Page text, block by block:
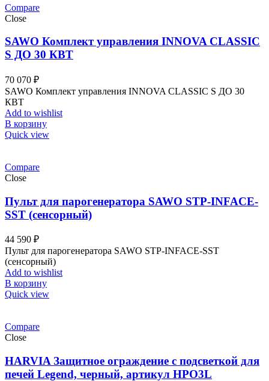
Compare
Close
SAWO Комплект управления INNOVA CLASSIC
S ДО 30 КВТ
70 070 ₽
SAWO Комплект управления INNOVA CLASSIC S ДО 30
КВТ
Add to wishlist
В корзину
Quick view
Compare
Close
Пульт для парогенератора SAWO STP-INFACE-
SST (сенсорный)
44 590 ₽
Пульт для парогенератора SAWO STP-INFACE-SST
(сенсорный)
Add to wishlist
В корзину
Quick view
Compare
Close
HARVIA Защитное ограждение с подсветкой для
печей Legend, черный, артикул HPO3L